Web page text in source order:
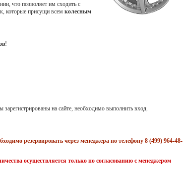
что позволяет им сходить с
которые присущи всем колесным
!
на сайте, необходимо выполнить вход.
резервировать через менеджера по телефону 8 (499) 964-48-
осуществляется только по согласованию с менеджером